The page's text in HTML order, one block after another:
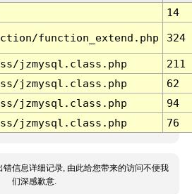
14
function_extend.php 324
jzmysql.class.php
211
jzmysql.class.php
62
jzmysql.class.php
94
jzmysql.class.php 76
错信息详细记录, 由此给您带来的访问不便我
们深感歉意.